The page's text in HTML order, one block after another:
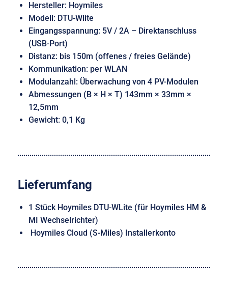
Hersteller: Hoymiles
Modell: DTU-Wlite
Eingangsspannung: 5V / 2A – Direktanschluss
(USB-Port)
Distanz: bis 150m (offenes / freies Gelände)
Kommunikation: per WLAN
Modulanzahl: Überwachung von 4 PV-Modulen
Abmessungen (B × H × T) 143mm × 33mm ×
12,5mm
Gewicht: 0,1 Kg
Lieferumfang
1 Stück Hoymiles DTU-WLite (für Hoymiles HM &
MI Wechselrichter)
Hoymiles Cloud (S-Miles) Installerkonto